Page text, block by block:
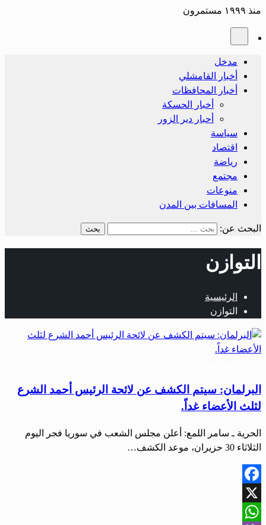
منذ ١٩٩٩ مستمرون
مدخل
أخبار القامشلي
أخبار المحافظات
أخبار الحسكة
أحبار دير الزور
سياسة
اقتصاد
رياضة
مجتمع
منوعات
المسافات بين المدن
البحث عن:
التوازن
الرئيسية
التوازن
البرلمان: سيتم الكشف عن لائحة الرئيس أحمد الشرع
لثلث الأعضاء غداً.
الحرية ـ سامر اللمع: أعلن مجلس الشعب في سوريا فجر اليوم
الثلاثاء 30 حزيران، موعد الكشف…
Facebook
X